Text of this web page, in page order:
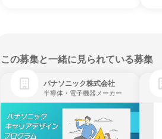
この募集と一緒に見られている募集
パナソニック株式会社
半導体・電子機器メーカー